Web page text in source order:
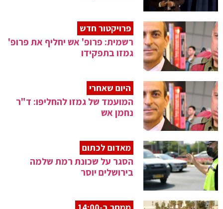
פרויקטור חדש
רשמית: פרופ' אש יחליף את פרופ'
גמזו בתפקידו
היום שאחרי
המועמד של גמזו להחליפו: ד"ר
נחמן אש
מאדום לכתום
הסגר על שכונת רמת שלמה
בירושלים יוסר